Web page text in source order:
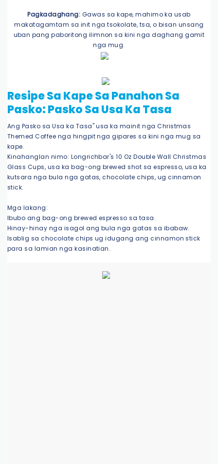
Pagkadaghang: Gawas sa kape, mahimo ka usab
makatagamtam sa init nga tsokolate, tsa, o bisan unsang
uban pang paboritong ilimnon sa kini nga daghang gamit
nga mug.
Resipe Sa Kape Sa Panahon Sa
Pasko: Pasko Sa Usa Ka Tasa
Ang Pasko sa Usa ka Tasa" usa ka mainit nga Christmas
Themed Coffee nga hingpit nga gipares sa kini nga mug sa
kape.
Kinahanglan nimo: Longrichbar's 10 Oz Double Wall Christmas
Glass Cups, usa ka bag-ong brewed shot sa espresso, usa ka
kutsara nga bula nga gatas, chocolate chips, ug cinnamon
stick.
Mga lakang:
Ibubo ang bag-ong brewed espresso sa tasa.
Hinay-hinay nga isagol ang bula nga gatas sa ibabaw.
Isablig sa chocolate chips ug idugang ang cinnamon stick
para sa lamian nga kasinatian.